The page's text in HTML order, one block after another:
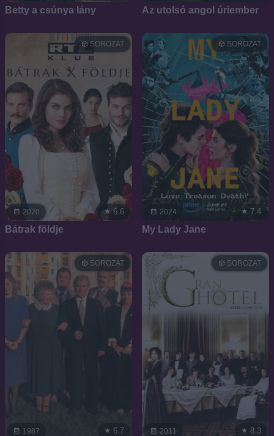
Betty a csúnya lány Az utolsó angol úriember
2020
SOROZAT
6.6
Bátrak földje
2024
SOROZAT
7.4
My Lady Jane
1987
SOROZAT
6.7 2011
SOROZAT
8.3